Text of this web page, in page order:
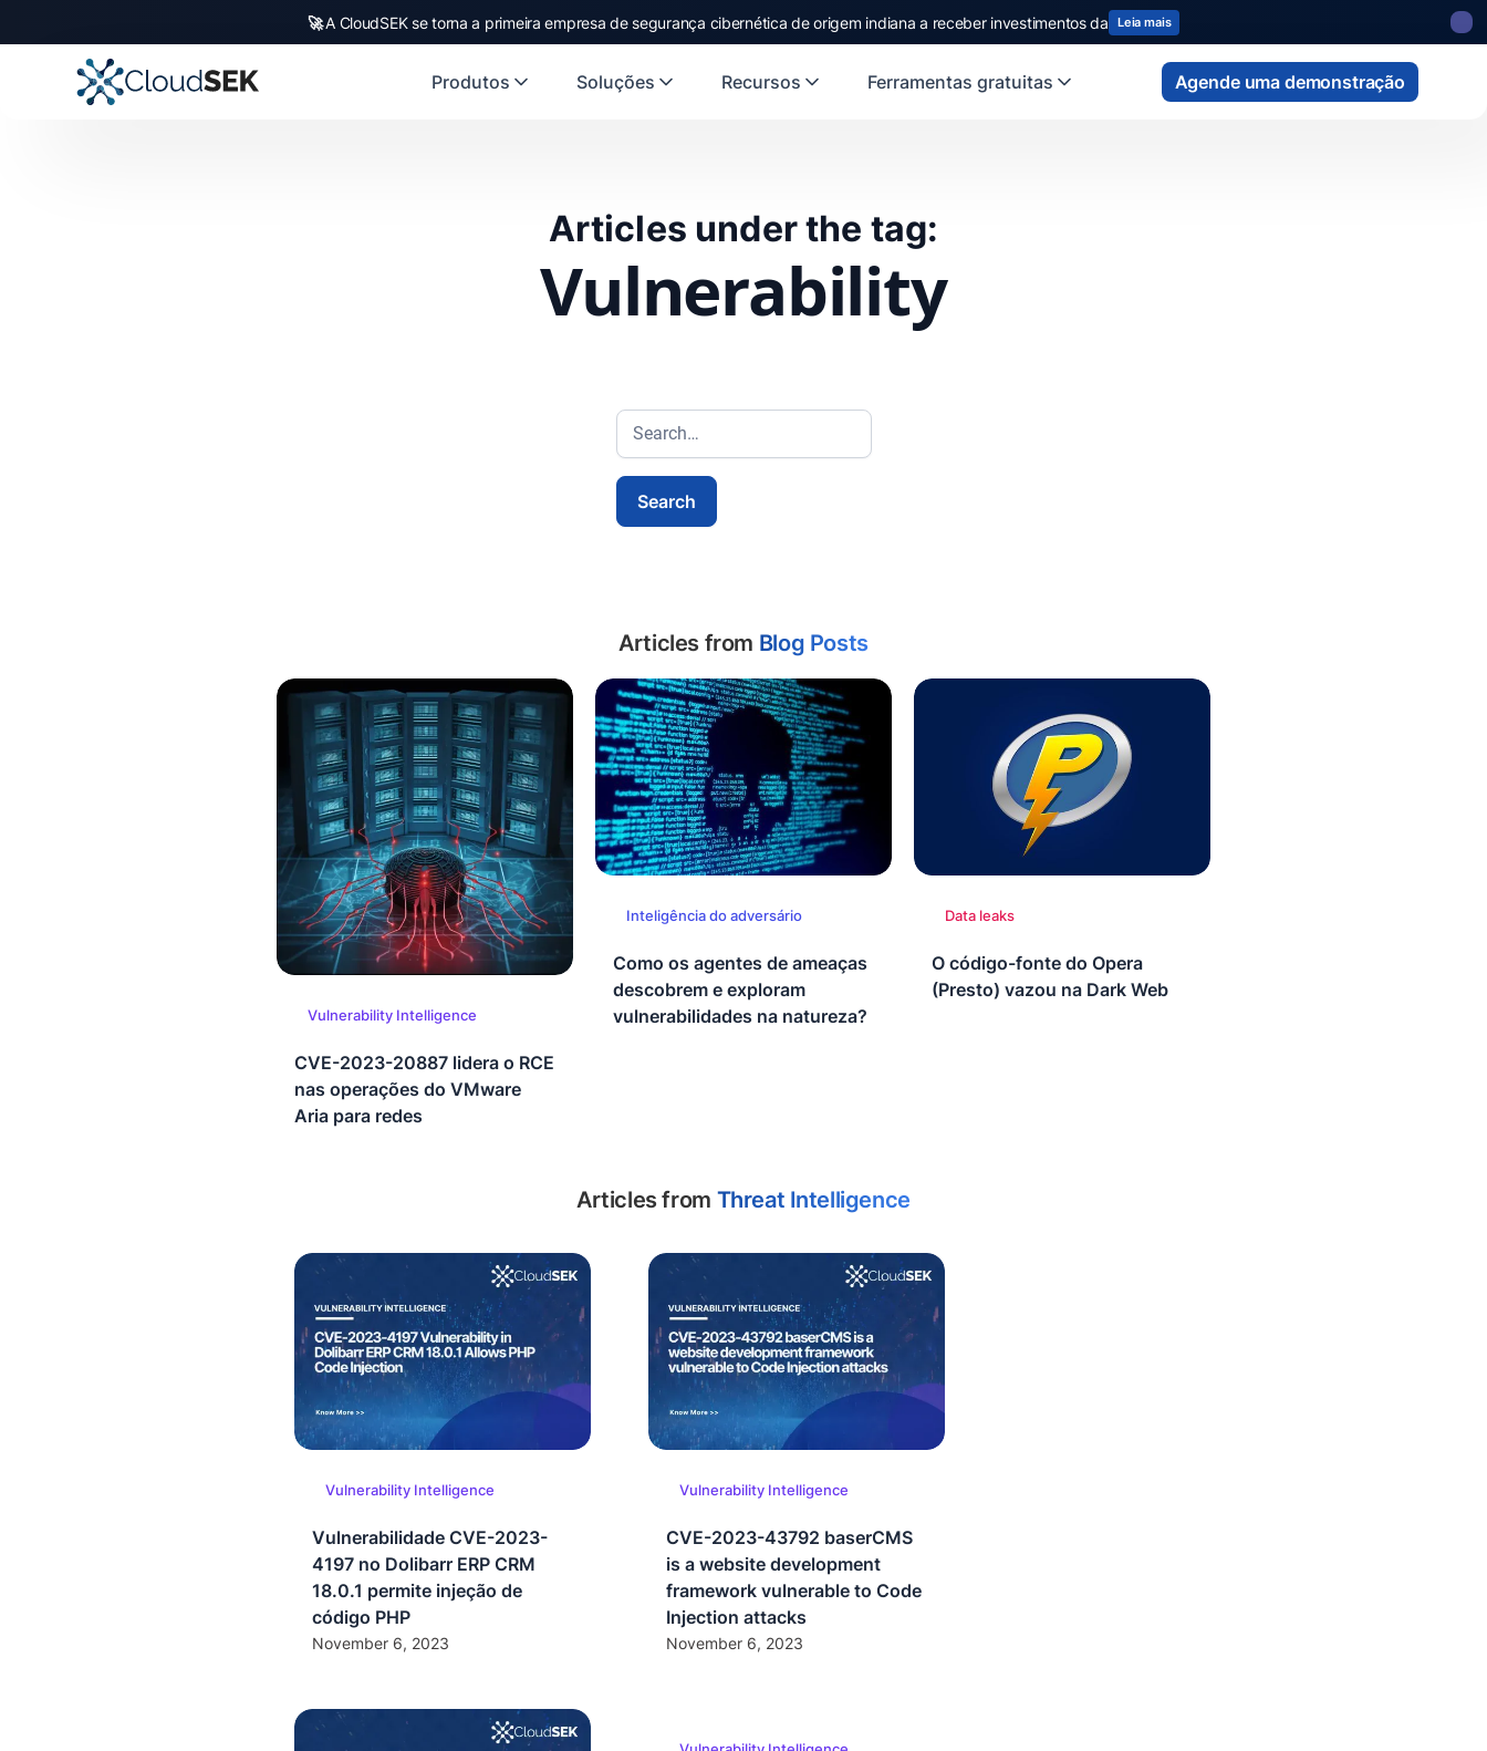
🚀A CloudSEK se torna a primeira empresa de segurança cibernética de origem indiana a receber investimentos da Leia mais
Produtos Soluções Recursos Ferramentas gratuitas Agende uma demonstração
Articles under the tag:
Vulnerability
Articles from Blog Posts
Vulnerability Intelligence
CVE-2023-20887 lidera o RCE
nas operações do VMware
Aria para redes
Inteligência do adversário
Como os agentes de ameaças
descobrem e exploram
vulnerabilidades na natureza?
Data leaks
O código-fonte do Opera
(Presto) vazou na Dark Web
Articles from Threat Intelligence
Vulnerability Intelligence
Vulnerabilidade CVE-2023-
4197 no Dolibarr ERP CRM
18.0.1 permite injeção de
código PHP
November 6, 2023
Vulnerability Intelligence
CVE-2023-43792 baserCMS
is a website development
framework vulnerable to Code
Injection attacks
November 6, 2023